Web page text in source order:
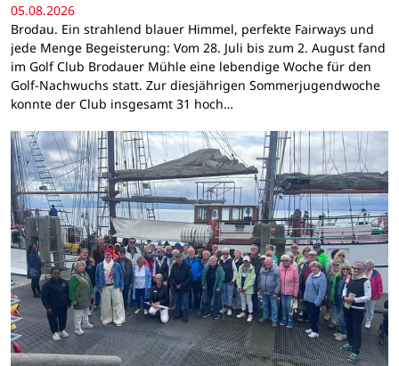
05.08.2026
Brodau. Ein strahlend blauer Himmel, perfekte Fairways und
jede Menge Begeisterung: Vom 28. Juli bis zum 2. August fand
im Golf Club Brodauer Mühle eine lebendige Woche für den
Golf-Nachwuchs statt. Zur diesjährigen Sommerjugendwoche
konnte der Club insgesamt 31 hoch…